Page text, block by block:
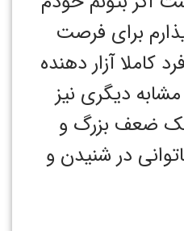
برای فرصت
کاملا آزار دهنده
دیگری نیز
یک ضعف بزرگ و
در شنیدن و